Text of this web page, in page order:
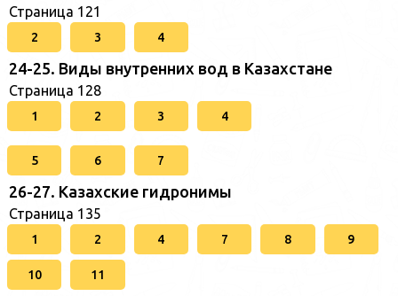
Страница 121
2 3 4
24-25. Виды внутренних вод в Казахстане
Страница 128
1 2 3 4
5 6 7
26-27. Казахские гидронимы
Страница 135
1 2 4 7 8 9
10 11